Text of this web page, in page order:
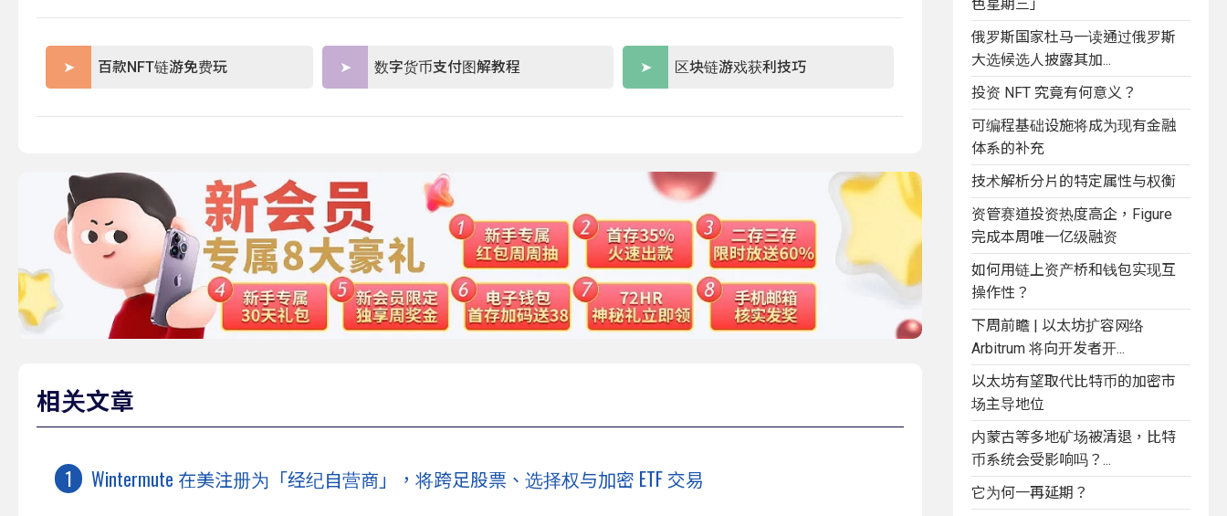
百款NFT链游免费玩 数字货币支付图解教程 区块链游戏获利技巧
相关文章
Wintermute 在美注册为「经纪自营商」，将跨足股票、选择权与加密 ETF 交易
色星期三」
俄罗斯国家杜马一读通过俄罗斯
大选候选人披露其加...
投资 NFT 究竟有何意义？
可编程基础设施将成为现有金融
体系的补充
技术解析分片的特定属性与权衡
资管赛道投资热度高企，Figure
完成本周唯一亿级融资
如何用链上资产桥和钱包实现互
操作性？
下周前瞻 | 以太坊扩容网络
Arbitrum 将向开发者开...
以太坊有望取代比特币的加密市
场主导地位
内蒙古等多地矿场被清退，比特
币系统会受影响吗？...
它为何一再延期？